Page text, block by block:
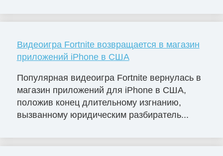
Видеоигра Fortnite возвращается в магазин
приложений iPhone в США
Популярная видеоигра Fortnite вернулась в
магазин приложений для iPhone в США,
положив конец длительному изгнанию,
вызванному юридическим разбиратель...